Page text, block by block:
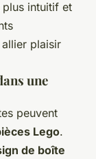
plus intuitif et
plaisir
une
peuvent
Lego.
de boîte